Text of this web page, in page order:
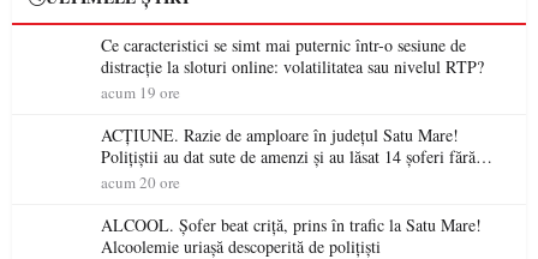
Ce caracteristici se simt mai puternic într-o sesiune de
distracție la sloturi online: volatilitatea sau nivelul RTP?
acum 19 ore
ACȚIUNE. Razie de amploare în județul Satu Mare!
Polițiștii au dat sute de amenzi și au lăsat 14 șoferi fără
permis într-o singură zi
acum 20 ore
ALCOOL. Șofer beat criță, prins în trafic la Satu Mare!
Alcoolemie uriașă descoperită de polițiști